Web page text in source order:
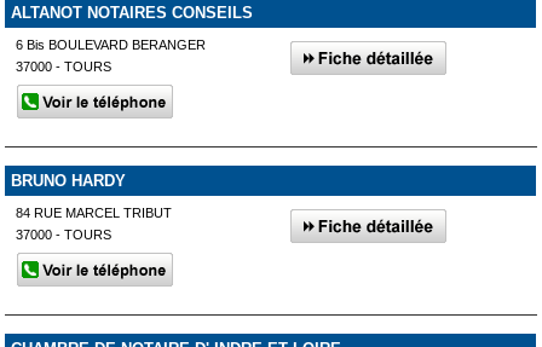
ALTANOT NOTAIRES CONSEILS
6 Bis BOULEVARD BERANGER
37000 - TOURS
BRUNO HARDY
84 RUE MARCEL TRIBUT
37000 - TOURS